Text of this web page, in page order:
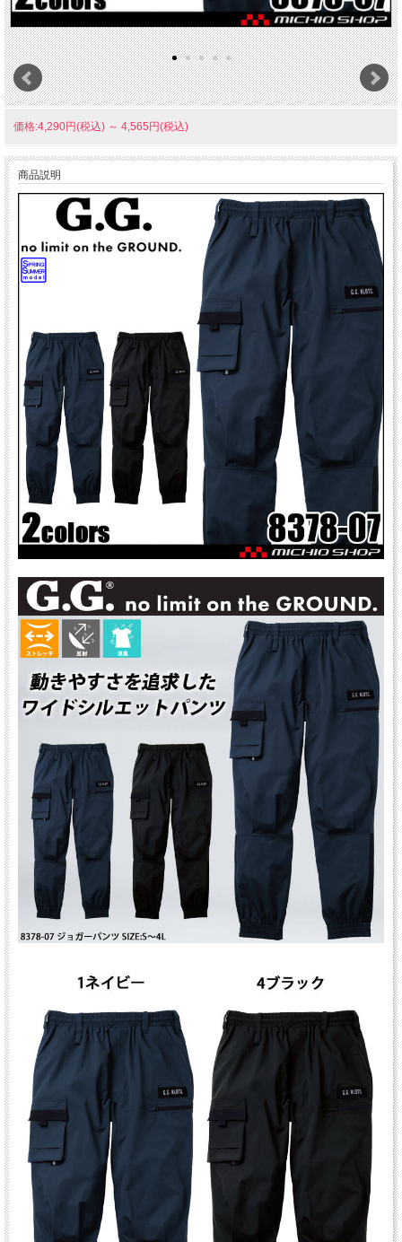
価格:4,290円(税込) ～ 4,565円(税込)
商品説明